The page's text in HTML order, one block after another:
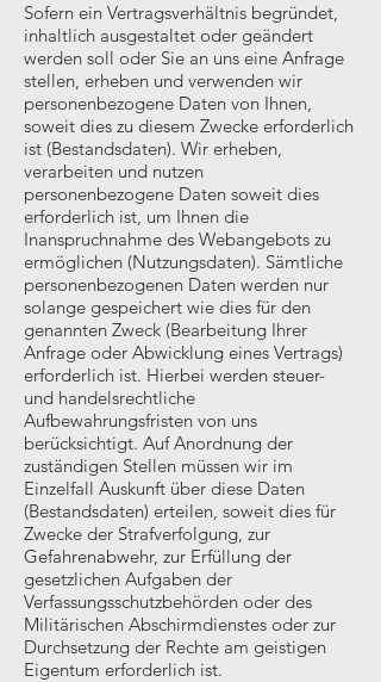
Sofern ein Vertragsverhältnis begründet,
inhaltlich ausgestaltet oder geändert
werden soll oder Sie an uns eine Anfrage
stellen, erheben und verwenden wir
personenbezogene Daten von Ihnen,
soweit dies zu diesem Zwecke erforderlich
ist (Bestandsdaten). Wir erheben,
verarbeiten und nutzen
personenbezogene Daten soweit dies
erforderlich ist, um Ihnen die
Inanspruchnahme des Webangebots zu
ermöglichen (Nutzungsdaten). Sämtliche
personenbezogenen Daten werden nur
solange gespeichert wie dies für den
genannten Zweck (Bearbeitung Ihrer
Anfrage oder Abwicklung eines Vertrags)
erforderlich ist. Hierbei werden steuer-
und handelsrechtliche
Aufbewahrungsfristen von uns
berücksichtigt. Auf Anordnung der
zuständigen Stellen müssen wir im
Einzelfall Auskunft über diese Daten
(Bestandsdaten) erteilen, soweit dies für
Zwecke der Strafverfolgung, zur
Gefahrenabwehr, zur Erfüllung der
gesetzlichen Aufgaben der
Verfassungsschutzbehörden oder des
Militärischen Abschirmdienstes oder zur
Durchsetzung der Rechte am geistigen
Eigentum erforderlich ist.